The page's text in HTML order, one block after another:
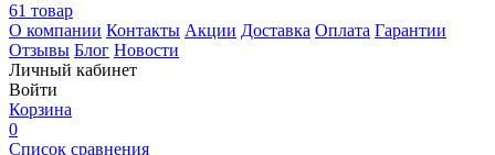
61 товар
О компании Контакты Акции Доставка Оплата Гарантии
Отзывы Блог Новости
Личный кабинет
Войти
Корзина
0
Список сравнения